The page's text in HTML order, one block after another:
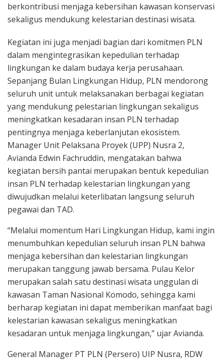
berkontribusi menjaga kebersihan kawasan konservasi
sekaligus mendukung kelestarian destinasi wisata.
Kegiatan ini juga menjadi bagian dari komitmen PLN
dalam mengintegrasikan kepedulian terhadap
lingkungan ke dalam budaya kerja perusahaan.
Sepanjang Bulan Lingkungan Hidup, PLN mendorong
seluruh unit untuk melaksanakan berbagai kegiatan
yang mendukung pelestarian lingkungan sekaligus
meningkatkan kesadaran insan PLN terhadap
pentingnya menjaga keberlanjutan ekosistem.
Manager Unit Pelaksana Proyek (UPP) Nusra 2,
Avianda Edwin Fachruddin, mengatakan bahwa
kegiatan bersih pantai merupakan bentuk kepedulian
insan PLN terhadap kelestarian lingkungan yang
diwujudkan melalui keterlibatan langsung seluruh
pegawai dan TAD.
“Melalui momentum Hari Lingkungan Hidup, kami ingin
menumbuhkan kepedulian seluruh insan PLN bahwa
menjaga kebersihan dan kelestarian lingkungan
merupakan tanggung jawab bersama. Pulau Kelor
merupakan salah satu destinasi wisata unggulan di
kawasan Taman Nasional Komodo, sehingga kami
berharap kegiatan ini dapat memberikan manfaat bagi
kelestarian kawasan sekaligus meningkatkan
kesadaran untuk menjaga lingkungan,” ujar Avianda.
General Manager PT PLN (Persero) UIP Nusra, RDW